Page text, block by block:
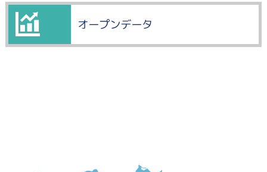
オープンデータ